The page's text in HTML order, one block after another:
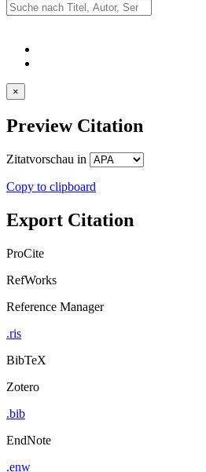
×
Preview Citation
Zitatvorschau in
Copy to clipboard
Export Citation
ProCite
RefWorks
Reference Manager
.ris
BibTeX
Zotero
.bib
EndNote
.enw